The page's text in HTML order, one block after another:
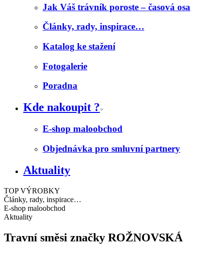
Jak Váš trávník poroste – časová osa
Články, rady, inspirace…
Katalog ke stažení
Fotogalerie
Poradna
Kde nakoupit ?
E-shop maloobchod
Objednávka pro smluvní partnery
Aktuality
TOP VÝROBKY
Články, rady, inspirace…
E-shop maloobchod
Aktuality
Travní směsi značky ROŽNOVSKÁ